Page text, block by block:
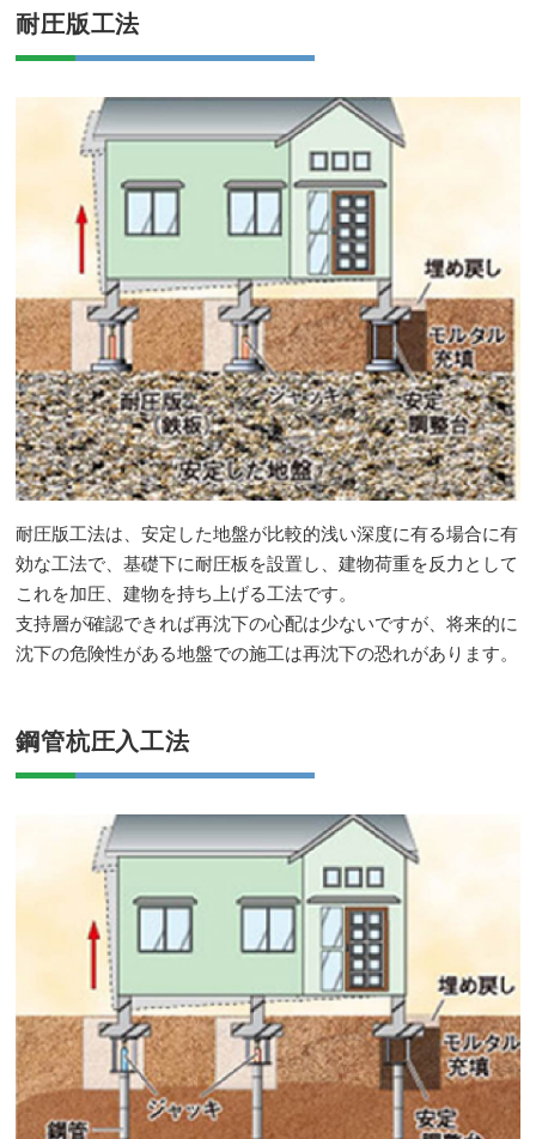
耐圧版工法
耐圧版工法は、安定した地盤が比較的浅い深度に有る場合に有
効な工法で、基礎下に耐圧板を設置し、建物荷重を反力として
これを加圧、建物を持ち上げる工法です。
支持層が確認できれば再沈下の心配は少ないですが、将来的に
沈下の危険性がある地盤での施工は再沈下の恐れがあります。
鋼管杭圧入工法